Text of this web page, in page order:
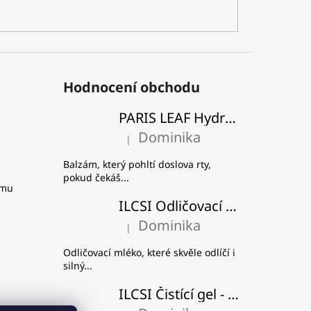
Hodnocení obchodu
PARIS LEAF Hydratační a zpevňující balzám na rty
Hodnocení produktu je 5 z 5 hvězdiček.
| Dominika
Balzám, který pohltí doslova rty,
pokud čekáš...
ILCSI Odličovací pleťové mléko - Višeň a švestka
Hodnocení produktu je 5 z 5 hvězdiček.
| Dominika
Odličovací mléko, které skvěle odlíčí i
silný...
ILCSI Čistící gel - Mydlice lékařská